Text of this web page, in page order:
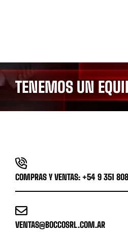
TENEMOS UN
COMPRAS Y VENTAS: +54 9 351
VENTAS@BOCCOSRL.COM.AR